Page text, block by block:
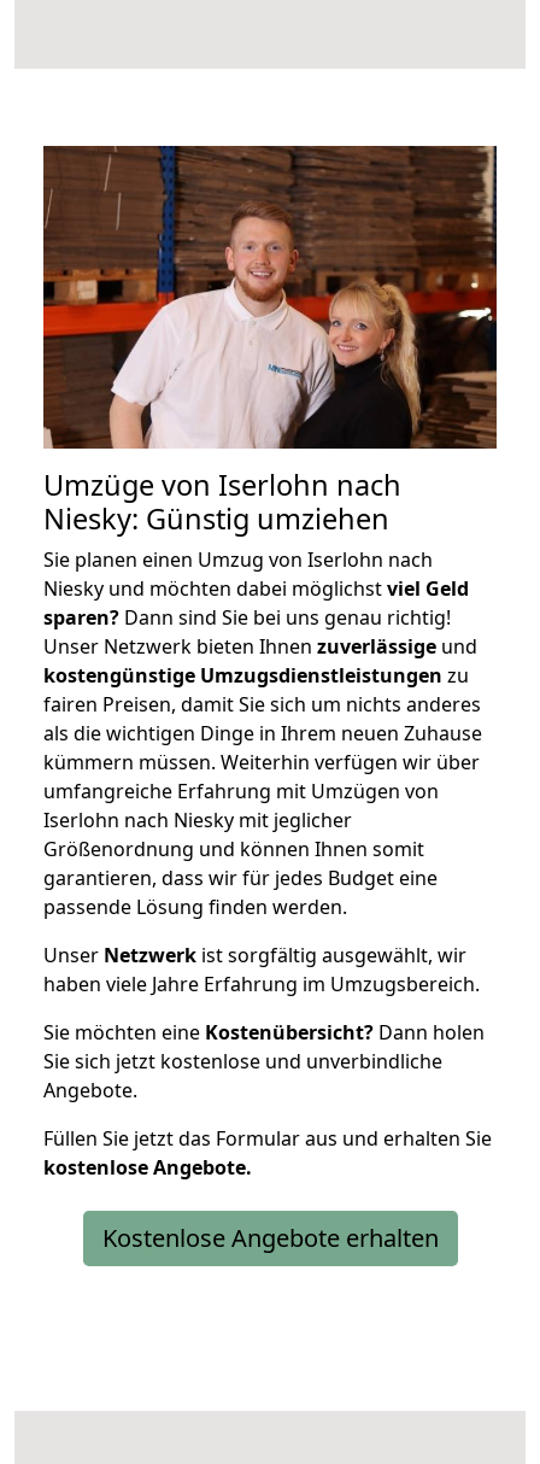
Umzüge von Iserlohn nach
Niesky: Günstig umziehen
Sie planen einen Umzug von Iserlohn nach
Niesky und möchten dabei möglichstviel Geld
sparen? Dann sind Sie bei uns genau richtig!
Unser Netzwerk bieten Ihnen zuverlässige und
kostengünstige Umzugsdienstleistungen zu
fairen Preisen, damit Sie sich um nichts anderes
als die wichtigen Dinge in Ihrem neuen Zuhause
kümmern müssen. Weiterhin verfügen wir über
umfangreiche Erfahrung mit Umzügen von
Iserlohn nach Niesky mit jeglicher
Größenordnung und können Ihnen somit
garantieren, dass wir für jedes Budget eine
passende Lösung finden werden.
Unser Netzwerk ist sorgfältig ausgewählt, wir
haben viele Jahre Erfahrung im Umzugsbereich.
Sie möchten eine Kostenübersicht? Dann holen
Sie sich jetzt kostenlose und unverbindliche
Angebote.
Füllen Sie jetzt das Formular aus und erhalten Sie
kostenloseAngebote.
Kostenlose Angebote erhalten